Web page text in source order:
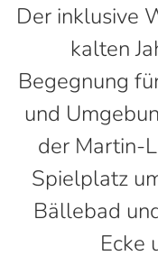
Der inklusive
kalten
Begegnung
und
der Martin-
Spielplatz
Bällebad
Ecke